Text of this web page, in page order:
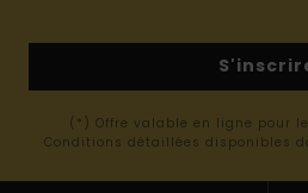
(*) Offre valable en ligne pour
Conditions détaillées disponibles